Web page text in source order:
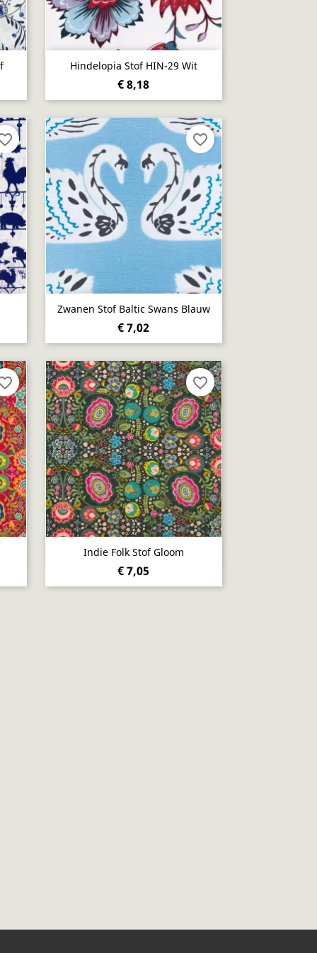
Hindelopia Stof HIN-29 Wit
€ 8,18
Snel bekijken
Zwanen Stof Baltic Swans Blauw
€ 7,02
Snel bekijken
favorite_border
Indie Folk Stof Gloom
€ 7,05
Snel bekijken
favorite_border